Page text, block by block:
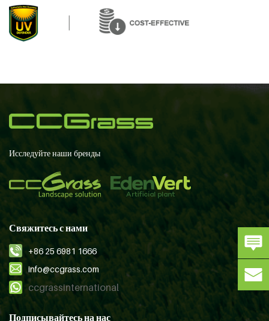
Исследуйте наши бренды
Свяжитесь с нами
+86 25 6981 1666
info@ccgrass.com
ccgrassinternational
Подписывайтесь на нас